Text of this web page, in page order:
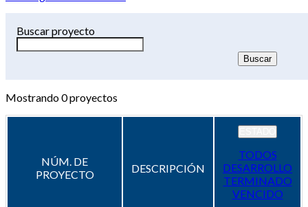
Buscar proyecto
Mostrando0proyectos
NÚM. DE
PROYECTO
DESCRIPCIÓN
TODOS
DESARROLLO
TERMINADO
VENCIDO